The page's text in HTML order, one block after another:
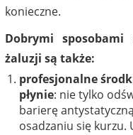
konieczne.
Dobrymi sposobami
żaluzji są także:
profesjonalne
płynie: nie tylko
barierę
osadzaniu się kurzu.